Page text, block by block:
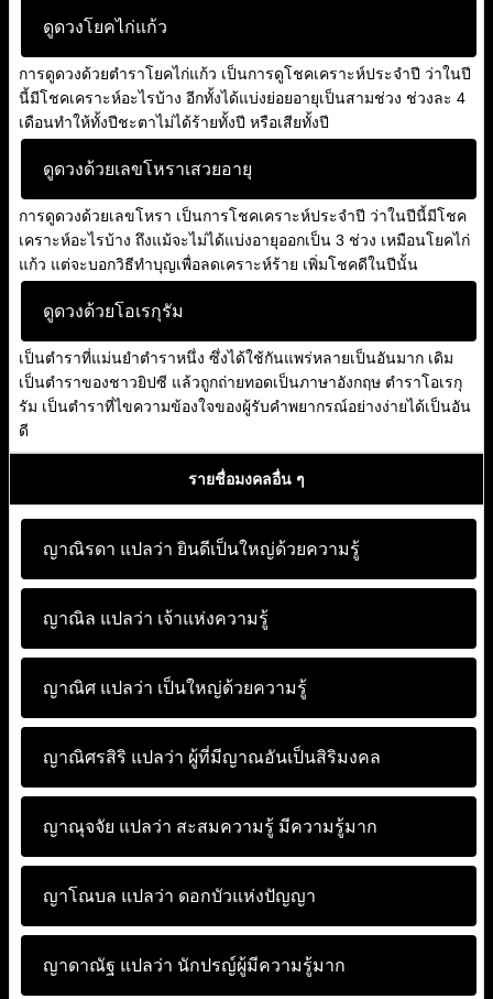
ดูดวงโยคไก่แก้ว
การดูดวงด้วยตำราโยคไก่แก้ว เป็นการดูโชคเคราะห์ประจำปี ว่าในปี
นี้มีโชคเคราะห์อะไรบ้าง อีกทั้งได้แบ่งย่อยอายุเป็นสามช่วง ช่วงละ 4
เดือนทำให้ทั้งปีชะตาไม่ได้ร้ายทั้งปี หรือเสียทั้งปี
ดูดวงด้วยเลขโหราเสวยอายุ
การดูดวงด้วยเลขโหรา เป็นการโชคเคราะห์ประจำปี ว่าในปีนี้มีโชค
เคราะห์อะไรบ้าง ถึงแม้จะไม่ได้แบ่งอายุออกเป็น 3 ช่วง เหมือนโยคไก่
แก้ว แต่จะบอกวิธีทำบุญเพื่อลดเคราะห์ร้าย เพิ่มโชคดีในปีนั้น
ดูดวงด้วยโอเรกุรัม
เป็นตำราที่แม่นยำตำราหนึ่ง ซึ่งได้ใช้กันแพร่หลายเป็นอันมาก เดิม
เป็นตำราของชาวยิปซี แล้วถูกถ่ายทอดเป็นภาษาอังกฤษ ตำราโอเรกุ
รัม เป็นตำราที่ไขความข้องใจของผู้รับคำพยากรณ์อย่างง่ายได้เป็นอัน
ดี
รายชื่อมงคลอื่น ๆ
ญาณิรดา แปลว่า ยินดีเป็นใหญ่ด้วยความรู้
ญาณิล แปลว่า เจ้าแห่งความรู้
ญาณิศ แปลว่า เป็นใหญ่ด้วยความรู้
ญาณิศรสิริ แปลว่า ผู้ที่มีญาณอันเป็นสิริมงคล
ญาณุจจัย แปลว่า สะสมความรู้ มีความรู้มาก
ญาโณบล แปลว่า ดอกบัวแห่งปัญญา
ญาดาณัฐ แปลว่า นักปรญ์ผู้มีความรู้มาก